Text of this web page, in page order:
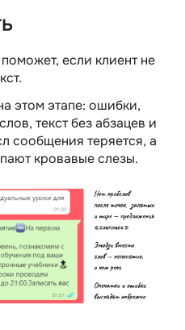
если клиент не
этом этапе: ошибки,
текст без абзацев и
сообщения теряется, а
кровавые слезы.